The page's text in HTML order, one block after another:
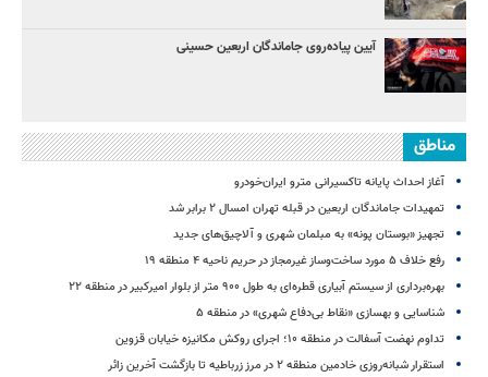
آیین پیاده‌روی جاماندگان اربعین حسینی
مناطق
آغاز احداث پایانه تاکسیرانی مترو ایران‌خودرو
تمهیدات جاماندگان اربعین در قبله تهران امسال ۲ برابر شد
تجهیز «بوستان پونه» به مبلمان شهری و آلاچیق‌های جدید
رفع خلاف ۵ مورد ساخت‌وساز غیرمجاز در حریم ناحیه ۴ منطقه ۱۹
بهره‌برداری از سیستم آبیاری قطره‌ای به طول ۹۰۰ متر از بلوار امیرکبیر در منطقه ۲۲
شناسایی و بهسازی «نقاط بی‌دفاع شهری» در منطقه ۵
تداوم نهضت آسفالت در منطقه ۱۰؛ اجرای روکش مکانیزه خیابان قزوین
استقرار شبانه‌روزی خادمین منطقه ۲ در مرز زرباطیه تا بازگشت آخرین زائر